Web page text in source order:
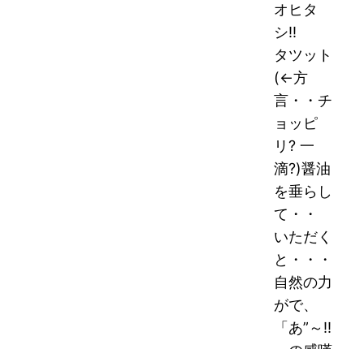
オヒタ
シ!!
タツット
(←方
言・・ チ
ョッピ
リ? 一
滴?)醤油
を垂らし
て・・
いただく
と・・・
自然の力
がで、
「あ”～!!